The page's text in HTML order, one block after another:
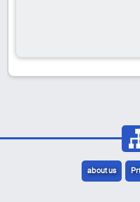
about us